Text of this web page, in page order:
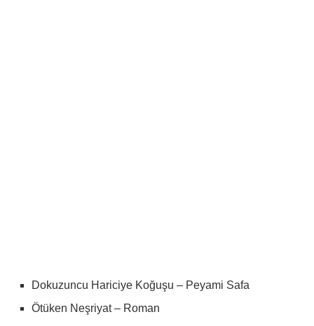
Dokuzuncu Hariciye Koğuşu – Peyami Safa
Ötüken Neşriyat – Roman